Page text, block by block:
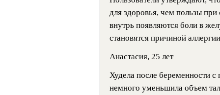
для здоровья, чем пользы
внутрь появляются боли в
становятся причиной
Анастасия, 25 лет
Худела после беременности
немного уменьшила объем